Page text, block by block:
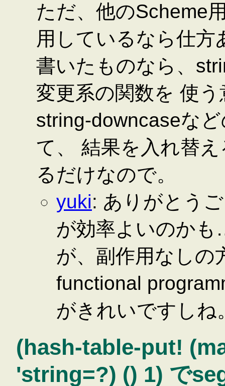
ただ、他のScheme
用しているなら仕方
書いたものなら、
変更系の関数を 使
string-downcaseな
て、 結果を入れ替
るだけなので。
yuki: ありがとう
が効率よいのか
が、副作用なしの
functional
がきれいですしね
(hash-table-put!
'string=?) () 1) で